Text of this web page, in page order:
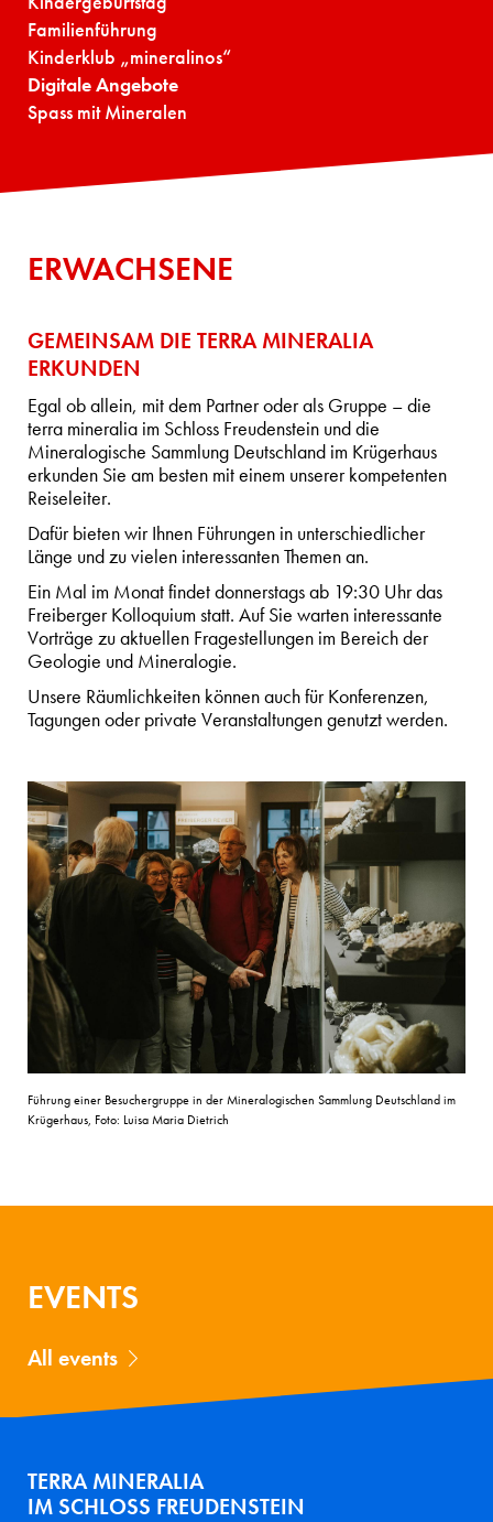
Familienführung
Kinderklub „mineralinos“
Digitale Angebote
Spass mit Mineralen
ERWACHSENE
GEMEINSAM DIE TERRA MINERALIA
ERKUNDEN
Egal ob allein, mit dem Partner oder als Gruppe – die
terra mineralia im Schloss Freudenstein und die
Mineralogische Sammlung Deutschland im Krügerhaus
erkunden Sie am besten mit einem unserer kompetenten
Reiseleiter.
Dafür bieten wir Ihnen Führungen in unterschiedlicher
Länge und zu vielen interessanten Themen an.
Ein Mal im Monat findet donnerstags ab 19:30 Uhr das
Freiberger Kolloquium statt. Auf Sie warten interessante
Vorträge zu aktuellen Fragestellungen im Bereich der
Geologie und Mineralogie.
Unsere Räumlichkeiten können auch für Konferenzen,
Tagungen oder private Veranstaltungen genutzt werden.
Führung einer Besuchergruppe in der Mineralogischen Sammlung Deutschland im
Krügerhaus, Foto: Luisa Maria Dietrich
EVENTS
All events
TERRA MINERALIA
IM SCHLOSS FREUDENSTEIN